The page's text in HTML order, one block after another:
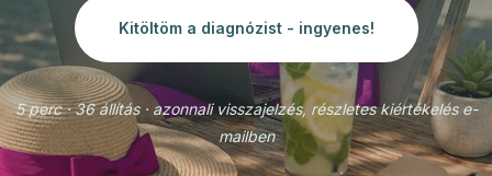
Kitöltöm a diagnózist - ingyenes!
5 perc · 36 állítás · azonnali visszajelzés, részletes kiértékelés e-
mailben